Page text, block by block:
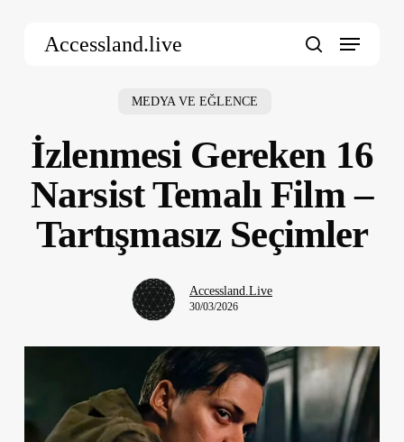
Accessland.live Menu
MEDYA VE EĞLENCE
İzlenmesi Gereken 16
Narsist Temalı Film –
Tartışmasız Seçimler
Accessland.Live
30/03/2026